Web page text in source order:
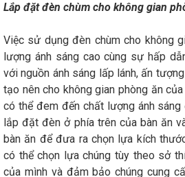
Lắp đặt đèn chùm cho không gian
Việc sử dụng đèn chùm cho không
lượng ánh sáng cao cùng sự hấp
với nguồn ánh sáng lấp lánh, ấn
tạo nên cho không gian phòng ăn
có thể đem đến chất lượng ánh
lắp đặt đèn ở phía trên của bàn ăn
bàn ăn để đưa ra chọn lựa kích
có thể chọn lựa chúng tùy theo sở
của mình và đảm bảo chúng cung